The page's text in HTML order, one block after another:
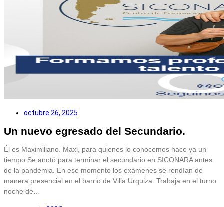
octubre 26, 2025
Un nuevo egresado del Secundario.
Él es Maximiliano. Maxi, para quienes lo conocemos hace ya un
tiempo.Se anotó para terminar el secundario en SICONARA antes
de la pandemia. En ese momento los exámenes se rendían de
manera presencial en el barrio de Villa Urquiza. Trabaja en el turno
noche de…